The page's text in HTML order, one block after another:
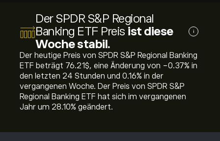
Der SPDR S&P Regional
Banking ETF Preis ist diese
Woche stabil.
i
Der heutige Preis von SPDR S&P Regional Banking
ETF beträgt 76.21‎$‎, eine Änderung von ‎-0.37‎% in
den letzten 24 Stunden und ‎0.16‎% in der
vergangenen Woche. Der Preis von SPDR S&P
Regional Banking ETF hat sich im vergangenen
Jahr um ‎28.10‎% geändert.